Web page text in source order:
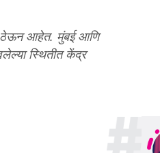
ठेऊन आहेत. मुंबई आणि
स्थितीत केंद्र